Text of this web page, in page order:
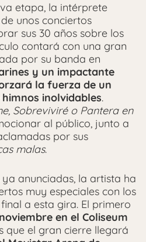
etapa, la intérprete
unos conciertos
sus 30 años sobre los
contará con una gran
por su banda en
y un impactante
la fuerza de un
inolvidables.
Sobreviviré o Pantera en
al público, junto a
por sus
malas.
anunciadas, la artista ha
muy especiales con los
a esta gira. El primero
en el Coliseum
que el gran cierre llegará